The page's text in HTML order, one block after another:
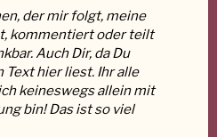
der mir folgt, meine
kommentiert oder teilt
Auch Dir, da Du
Text hier liest. Ihr alle
keineswegs allein mit
bin! Das ist so viel